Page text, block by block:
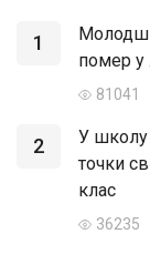
1
помер у
81041
2
У школу
точки
клас
36235